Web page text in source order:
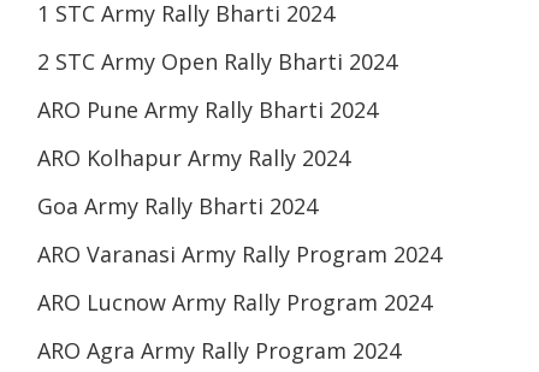
1 STC Army Rally Bharti 2024
2 STC Army Open Rally Bharti 2024
ARO Pune Army Rally Bharti 2024
ARO Kolhapur Army Rally 2024
Goa Army Rally Bharti 2024
ARO Varanasi Army Rally Program 2024
ARO Lucnow Army Rally Program 2024
ARO Agra Army Rally Program 2024